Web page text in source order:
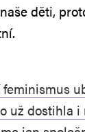
děti,
už dostihla